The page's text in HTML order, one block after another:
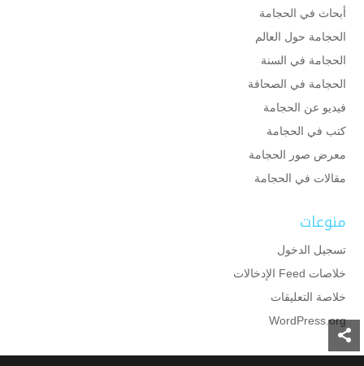
أبحاث في الحجامة
الحجامة حول العالم
الحجامة في السنة
الحجامة في الصحافة
فيديو عن الحجامة
كتب في الحجامة
معرض صور الحجامة
مقالات في الحجامة
منوعات
تسجيل الدخول
خلاصات Feed الإدخالات
خلاصة التعليقات
WordPress.org